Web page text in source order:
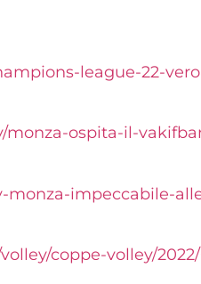
league-22-
monza-ospita-il-
monza-impeccabile-
coppe-volley/